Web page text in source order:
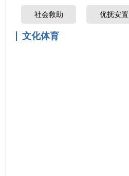
社会救助 优抚安置
文化体育